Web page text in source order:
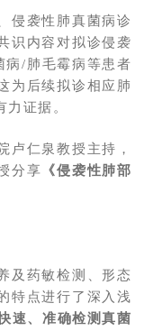
侵袭性肺真菌病诊
识内容对拟诊侵袭
病/肺毛霉病等患者
为后续拟诊相应肺
证据。
卢仁泉教授主持，
分享 《侵袭性肺部
及药敏检测、形态
特点进行了深入浅
速、准确检测真菌